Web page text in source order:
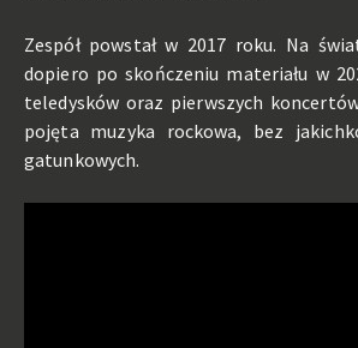
Zespół powstał w 2017 roku. Na
dopiero po skończeniu materiału w
teledysków oraz pierwszych
pojęta muzyka rockowa, bez
gatunkowych.